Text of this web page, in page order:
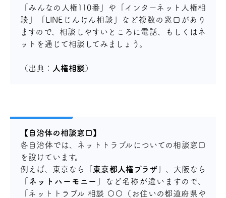
「みんなの人権110番」や「インターネット人権相
談」「LINEじんけん相談」など複数の窓口があり
ますので、相談しやすいところに電話、もしくはネ
ットを通じて相談してみましょう。
（出典： 人権相談）
【自治体の相談窓口】
各自治体では、ネットトラブルについての相談窓口
を設けています。
例えば、東京なら「 東京都人権プラザ」、大阪なら
ネットハーモニー
」など名称が違いますので、
「ネットトラブル 相談 〇〇（お住いの都道府県や